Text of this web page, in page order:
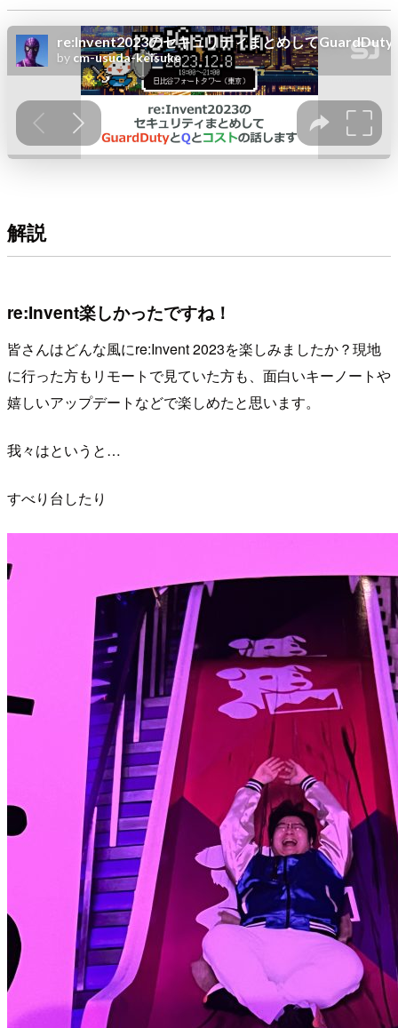
解説
re:Invent楽しかったですね！
皆さんはどんな風にre:Invent 2023を楽しみましたか？現地
に行った方もリモートで見ていた方も、面白いキーノートや
嬉しいアップデートなどで楽しめたと思います。
我々はというと…
すべり台したり